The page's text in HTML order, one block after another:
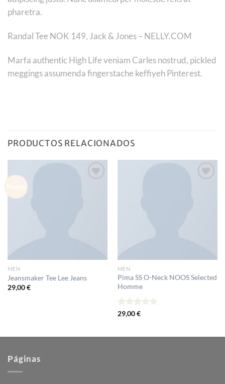
pharetra.
Randal Tee NOK 149, Jack & Jones – NELLY.COM
Marfa authentic High Life veniam Carles nostrud, pickled
meggings assumenda fingerstache keffiyeh Pinterest.
PRODUCTOS RELACIONADOS
MEN
Jeansmaker Tee Lee Jeans
29,00€
MEN
Pima SS O-Neck NOOS Selected
Homme
Valorado
29,00€
Páginas